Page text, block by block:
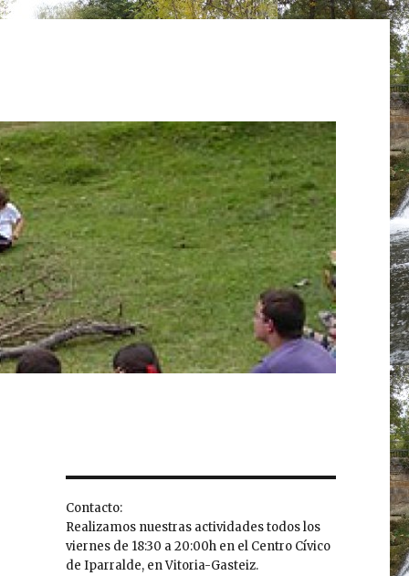
Contacto:
Realizamos nuestras actividades todos los
viernes de 18:30 a 20:00h en el Centro Cívico
de Iparralde, en Vitoria-Gasteiz.